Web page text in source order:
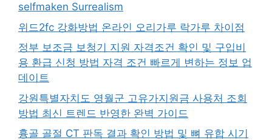
selfmaken Surrealism
위드2fc 강화방법 온라인 오리가루 락가루 차이점
정부 보조금 보청기 지원 자격조건 확인 및 구입비
용 환급 신청 방법 자격 조건 빠르게 변하는 정보 업
데이트
강원특별자치도 영월군 고유가지원금 사용처 조회
방법 최신 트렌드 반영한 완벽 가이드
흉골 골절 CT 판독 결과 확인 방법 및 뼈 유합 시기